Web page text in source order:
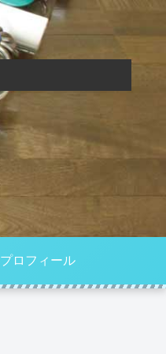
プロフィール